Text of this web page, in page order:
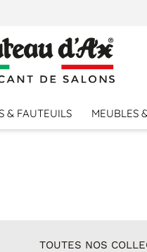
& FAUTEUILS MEUBLES
TOUTES NOS